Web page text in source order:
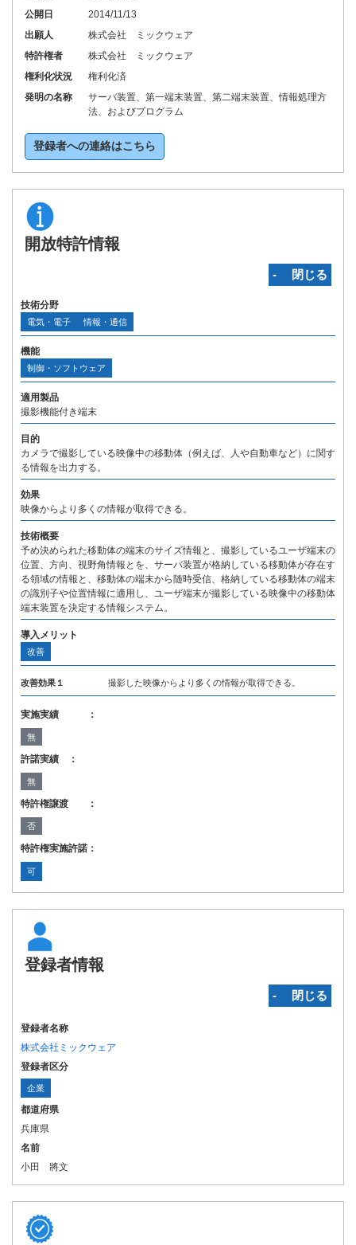
公開日
2014/11/13
出願人
株式会社 ミックウェア
特許権者
株式会社 ミックウェア
権利化状況
権利化済
発明の名称
サーバ装置、第一端末装置、第二端末装置、情報処理方
法、およびプログラム
登録者への連絡はこちら
開放特許情報
‐ 閉じる
技術分野
電気・電子 情報・通信
機能
制御・ソフトウェア
適用製品
撮影機能付き端末
目的
カメラで撮影している映像中の移動体（例えば、人や自動車など）に関す
る情報を出力する。
効果
映像からより多くの情報が取得できる。
技術概要
予め決められた移動体の端末のサイズ情報と、撮影しているユーザ端末の
位置、方向、視野角情報とを、サーバ装置が格納している移動体が存在す
る領域の情報と、移動体の端末から随時受信、格納している移動体の端末
の識別子や位置情報に適用し、ユーザ端末が撮影している映像中の移動体
端末装置を決定する情報システム。
導入メリット
改善
改善効果１ 撮影した映像からより多くの情報が取得できる。
実施実績 ：
無
許諾実績 ：
無
特許権譲渡 ：
否
特許権実施許諾：
可
登録者情報
‐ 閉じる
登録者名称
株式会社ミックウェア
登録者区分
企業
都道府県
兵庫県
名前
小田 將文